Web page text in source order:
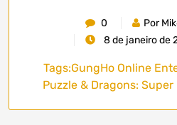
0
Por
8 de janeiro de
Tags:GungHo Online
Puzzle & Dragons: